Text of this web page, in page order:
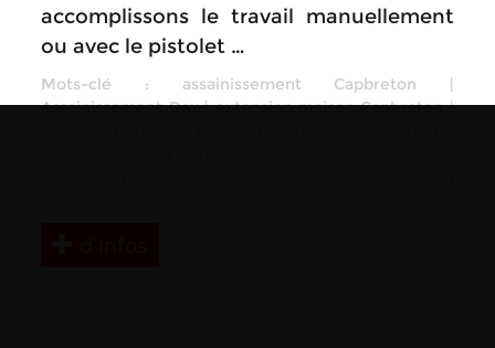
accomplissons le travail manuellement
ou avec le pistolet …
Mots-clé : assainissement Capbreton |
Assainissement Dax|extension maison Capbreton|